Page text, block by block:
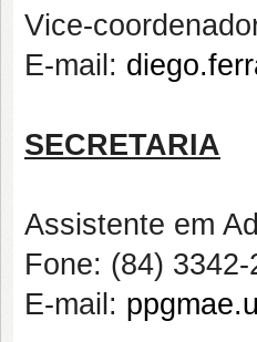
Vice-
E-mail:
SECRETARIA
Assistente em
Fone: (84)
E-mail: